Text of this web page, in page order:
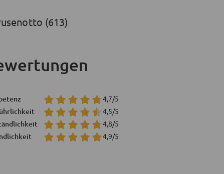
(613)
4,7/5
4,5/5
4,8/5
4,9/5